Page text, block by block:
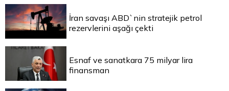
İran savaşı ABD`nin stratejik petrol
rezervlerini aşağı çekti
Esnaf ve sanatkara 75 milyar lira
finansman